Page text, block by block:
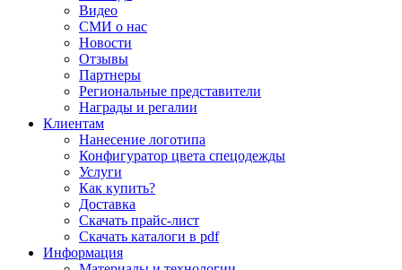
Видео
СМИ о нас
Новости
Отзывы
Партнеры
Региональные представители
Награды и регалии
Клиентам
Нанесение логотипа
Конфигуратор цвета спецодежды
Услуги
Как купить?
Доставка
Скачать прайс-лист
Скачать каталоги в pdf
Информация